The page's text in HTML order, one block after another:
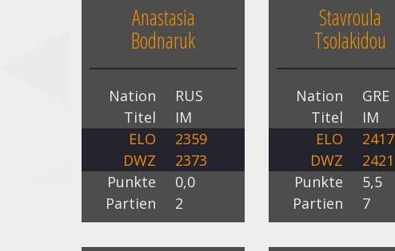
Anastasia
Bodnaruk
Nation
RUS
Titel
IM
ELO
2359
DWZ
2373
Punkte
0,0
Partien
2
Stavroula
Tsolakidou
Nation
GRE
Titel
IM
ELO
2417
DWZ
2421
Punkte
5,5
Partien
7